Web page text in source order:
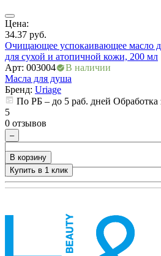
Цена:
34.37 руб.
Очищающее успокаивающее масло
для сухой и атопичной кожи, 200 мл
Арт: 003004
В наличии
Масла для душа
Бренд: Uriage
По РБ – до 5 раб. дней Обработка
5
0 отзывов
–
+
В корзину
Купить в 1 клик